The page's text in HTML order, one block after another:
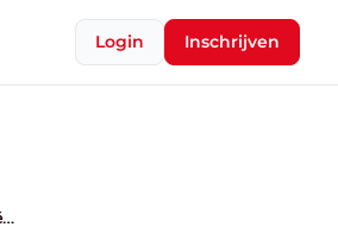
Login Inschrijven
Bouchez nam PS én N-VA in het ootje: elk een andere deal, PS zei al ‘neen’ op naam staatssecretaris voor N-VA, maar die hadden wél een ‘okay’ van de MR